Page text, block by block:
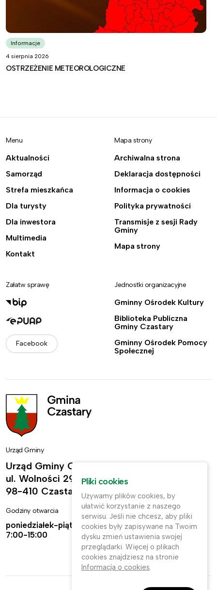
Informacje
4 sierpnia 2026
OSTRZEŻENIE METEOROLOGICZNE
Menu
Aktualności
Samorząd
Strefa mieszkańca
Dla turysty
Dla inwestora
Multimedia
Kontakt
Mapa strony
Archiwalna strona
Deklaracja dostępności
Informacja o cookies
Polityka prywatności
Transmisje z sesji Rady
Gminy
Mapa strony
Załatw sprawę
Facebook
Jednostki organizacyjne
Gminny Ośrodek Kultury
Biblioteka Publiczna
Gminy Czastary
Gminny Ośrodek Pomocy
Społecznej
Urząd Gminy
Urząd Gminy Czastary
ul. Wolności 29,
98-410 Czastary
Godziny otwarcia
poniedziałek-piątek:
7:00-15:00
Kontakt
ug@czastary.pl
(62) 784-31-11
(62) 784-31-91
Pliki cookies
Używamy plików cookies, by
ułatwić korzystanie z naszego
serwisu. Jeśli nie chcesz, aby pliki
cookies były zapisywane na Twoim
dysku zmień ustawienia swojej
przeglądarki. Więcej o plikach
cookies znajdziesz na stronie
Informacja o cookies.